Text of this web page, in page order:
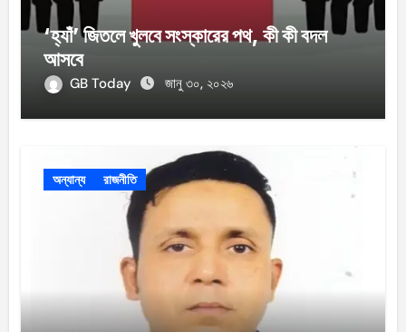
‘হ্যাঁ’ জিতলে খুলবে সংস্কারের পথ, কী কী বদল
আসবে
GB Today জানু ৩০, ২০২৬
অন্যান্য রাজনীতি